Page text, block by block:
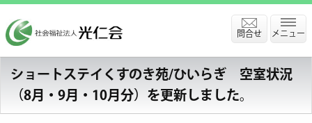
メニュー
問合せ
ショートステイくすのき苑/ひいらぎ 空室状況
（8月・9月・10月分）を更新しました。